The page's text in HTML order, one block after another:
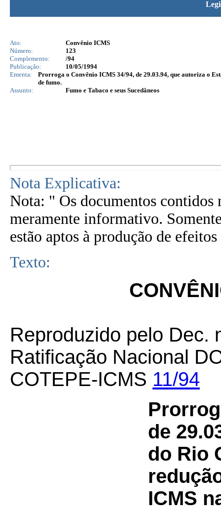
Ato:
Convênio ICMS
Número:
123
Complemento:
/94
Publicação:
10/05/1994
Ementa:
Prorroga o Convênio ICMS 34/94, de 29.03.94, que autoriza o
de fumo.
Assunto:
Fumo e Tabaco e seus Sucedâneos
Nota Explicativa:
Nota: " Os documentos contidos
meramente informativo.
estão aptos à produção de
Texto:
Reproduzido pelo Dec.
Ratificação Nacional
COTEPE-ICMS 11/94
de
do Rio
ICMS